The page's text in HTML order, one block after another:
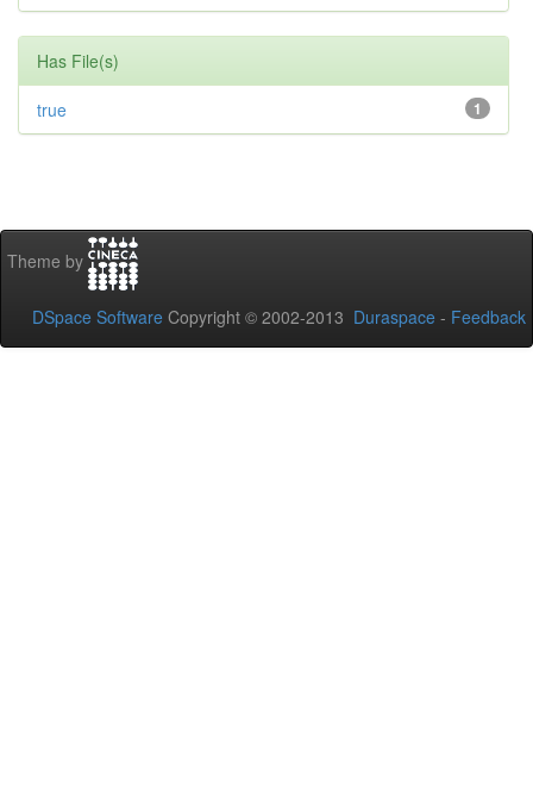
Has File(s)
1
true
Theme by
DSpace Software Copyright © 2002-2013 Duraspace - Feedback